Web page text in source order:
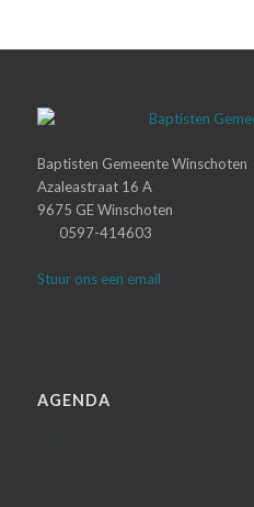
Baptisten Gemeente Winschoten
Azaleastraat 16 A
9675 GE Winschoten
0597-414603
Stuur ons een email
AGENDA